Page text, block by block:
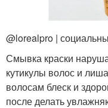
@lorealpro |
Смывка краски
кутикулы волос и
волосам блеск и
после делать